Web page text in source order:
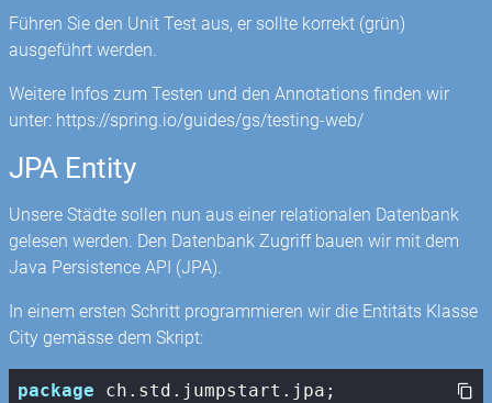
Führen Sie den Unit Test aus, er sollte korrekt (grün)
ausgeführt werden.
Weitere Infos zum Testen und den Annotations finden wir
unter: https://spring.io/guides/gs/testing-web/
JPA Entity
Unsere Städte sollen nun aus einer relationalen Datenbank
gelesen werden. Den Datenbank Zugriff bauen wir mit dem
Java Persistence API (JPA).
In einem ersten Schritt programmieren wir die Entitäts Klasse
City gemässe dem Skript:
package ch.std.jumpstart.jpa;